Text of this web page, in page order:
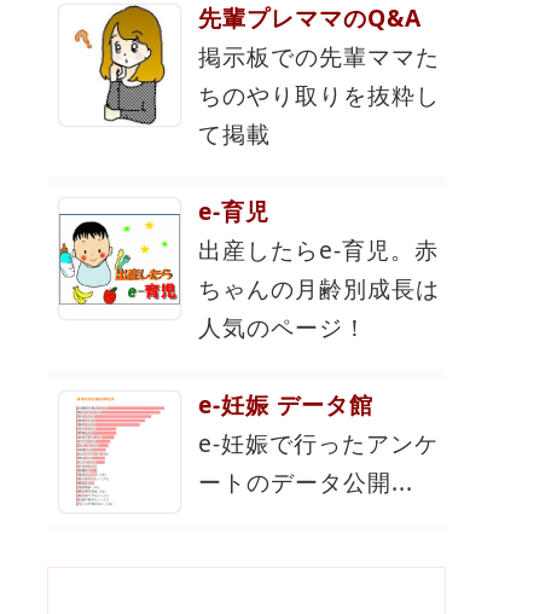
先輩プレママのQ&A
掲示板での先輩ママた
ちのやり取りを抜粋し
て掲載
e-育児
出産したらe-育児。赤
ちゃんの月齢別成長は
人気のページ！
e-妊娠 データ館
e-妊娠で行ったアンケ
ートのデータ公開...